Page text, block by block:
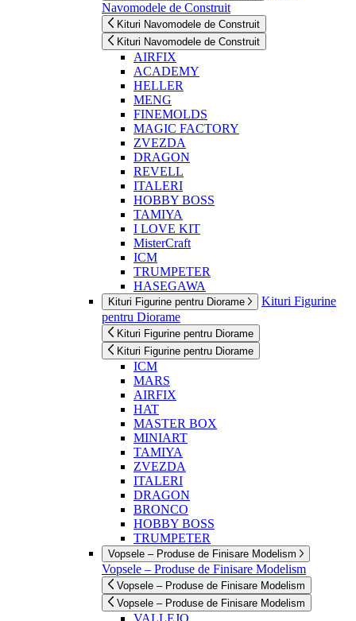
Navomodele de Construit
Kituri Navomodele de Construit
Kituri Navomodele de Construit
AIRFIX
ACADEMY
HELLER
MENG
FINEMOLDS
MAGIC FACTORY
ZVEZDA
DRAGON
REVELL
ITALERI
HOBBY BOSS
TAMIYA
I LOVE KIT
MisterCraft
ICM
TRUMPETER
HASEGAWA
Kituri Figurine pentru Diorame
Kituri Figurine
pentru Diorame
Kituri Figurine pentru Diorame
Kituri Figurine pentru Diorame
ICM
MARS
AIRFIX
HAT
MASTER BOX
MINIART
TAMIYA
ZVEZDA
ITALERI
DRAGON
BRONCO
HOBBY BOSS
TRUMPETER
Vopsele – Produse de Finisare Modelism
Vopsele – Produse de Finisare Modelism
Vopsele – Produse de Finisare Modelism
Vopsele – Produse de Finisare Modelism